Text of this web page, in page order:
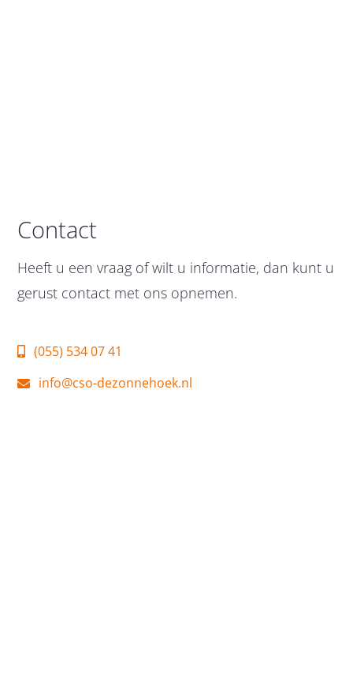
Contact
Heeft u een vraag of wilt u informatie, dan kunt u
gerust contact met ons opnemen.
(055) 534 07 41
info@cso-dezonnehoek.nl